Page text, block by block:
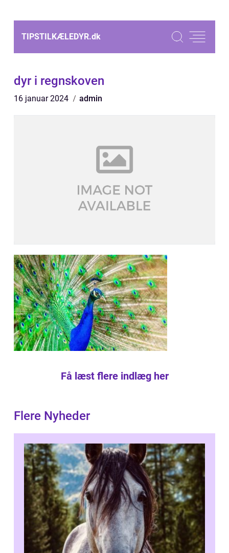
TIPSTILKÆLEDYR.dk
dyr i regnskoven
16 januar 2024 admin
Få læst flere indlæg her
Flere Nyheder